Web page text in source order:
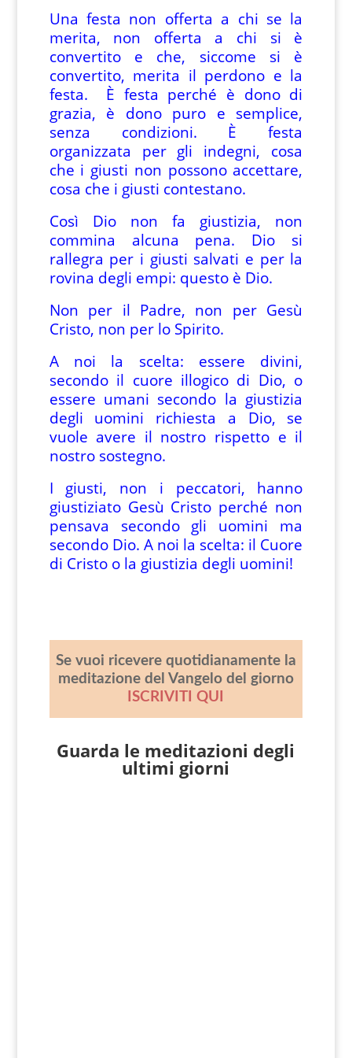
Una festa non offerta a chi se la
merita, non offerta a chi si è
convertito e che, siccome si è
convertito, merita il perdono e la
festa. È festa perché è dono di
grazia, è dono puro e semplice,
senza condizioni. È festa
organizzata per gli indegni, cosa
che i giusti non possono accettare,
cosa che i giusti contestano.
Così Dio non fa giustizia, non
commina alcuna pena. Dio si
rallegra per i giusti salvati e per la
rovina degli empi: questo è Dio.
Non per il Padre, non per Gesù
Cristo, non per lo Spirito.
A noi la scelta: essere divini,
secondo il cuore illogico di Dio, o
essere umani secondo la giustizia
degli uomini richiesta a Dio, se
vuole avere il nostro rispetto e il
nostro sostegno.
I giusti, non i peccatori, hanno
giustiziato Gesù Cristo perché non
pensava secondo gli uomini ma
secondo Dio. A noi la scelta: il Cuore
di Cristo o la giustizia degli uomini!
Se vuoi ricevere quotidianamente la
meditazione del Vangelo del giorno
ISCRIVITI QUI
Guarda le meditazioni degli
ultimi giorni